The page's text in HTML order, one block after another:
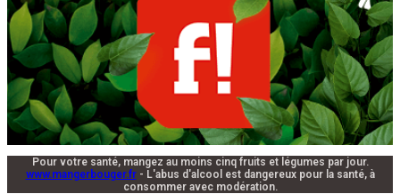
Pour votre santé, mangez au moins cinq fruits et légumes par jour.
www.mangerbouger.fr- L'abus d'alcool est dangereux pour la santé, à
consommer avec modération.